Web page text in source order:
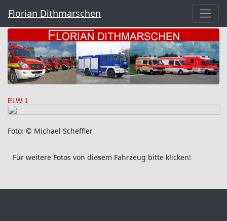
Florian Dithmarschen
ELW 1
Foto: © Michael Scheffler
Für weitere Fotos von diesem Fahrzeug bitte klicken!